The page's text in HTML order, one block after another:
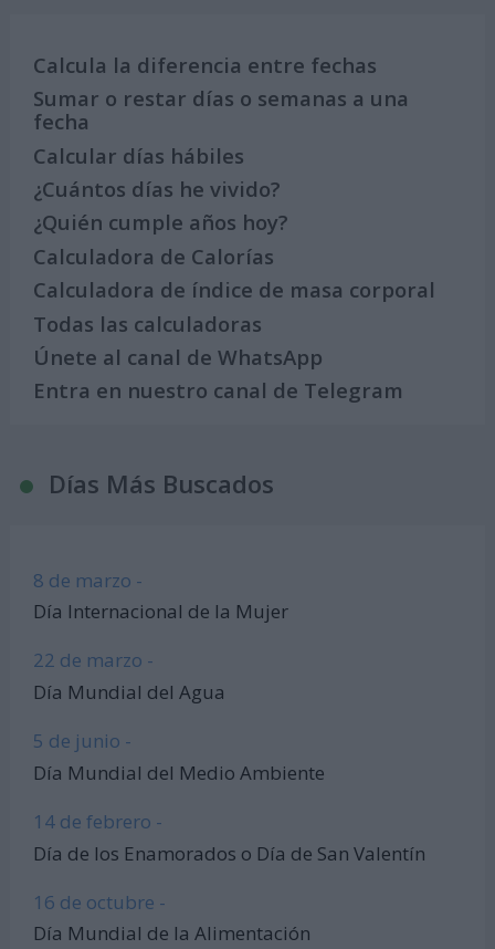
Calcula la diferencia entre fechas
Sumar o restar días o semanas a una
fecha
Calcular días hábiles
¿Cuántos días he vivido?
¿Quién cumple años hoy?
Calculadora de Calorías
Calculadora de índice de masa corporal
Todas las calculadoras
Únete al canal de WhatsApp
Entra en nuestro canal de Telegram
Días Más Buscados
8 de marzo -
Día Internacional de la Mujer
22 de marzo -
Día Mundial del Agua
5 de junio -
Día Mundial del Medio Ambiente
14 de febrero -
Día de los Enamorados o Día de San Valentín
16 de octubre -
Día Mundial de la Alimentación